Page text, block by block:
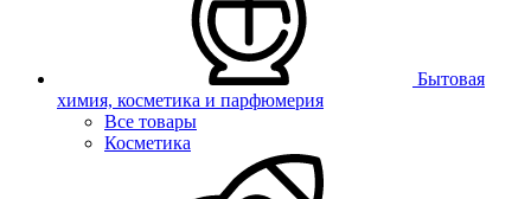
Бытовая
химия, косметика и парфюмерия
Все товары
Косметика